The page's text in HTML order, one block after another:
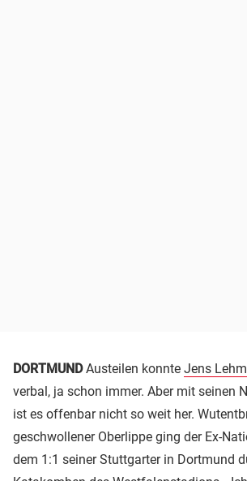
DORTMUNDAusteilen konnte Jens
verbal, ja schon immer. Aber mit seinen
ist es offenbar nicht so weit her.
geschwollener Oberlippe ging der Ex-
dem 1:1 seiner Stuttgarter in Dortmund